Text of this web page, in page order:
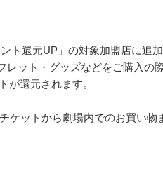
ト還元UP」の対象加盟店に追
ット・グッズなどをご購入の
が還元されます。
ケットから劇場内でのお買い